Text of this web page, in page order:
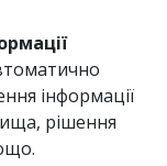
інформації
рішення